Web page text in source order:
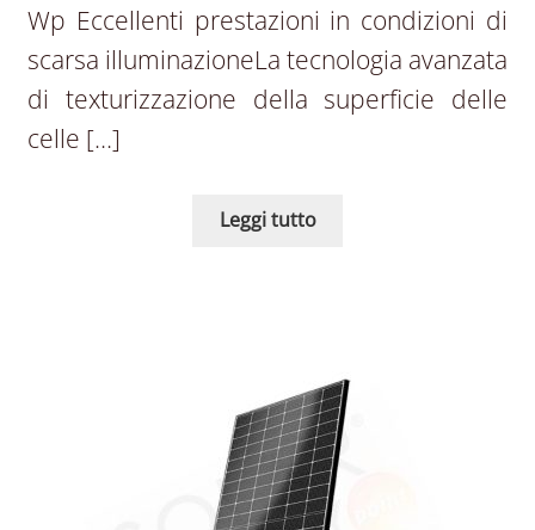
Wp Eccellenti prestazioni in condizioni di
scarsa illuminazioneLa tecnologia avanzata
di texturizzazione della superficie delle
celle […]
Leggi tutto